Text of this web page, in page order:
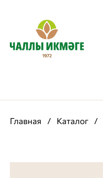
Главная / Каталог /